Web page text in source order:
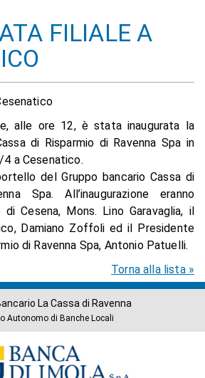
FILIALE A
alle ore 12, è stata inaugurata la
di Risparmio di Ravenna Spa in
4 a Cesenatico.
del Gruppo bancario Cassa di
Spa. All’inaugurazione eranno
Cesena, Mons. Lino Garavaglia, il
Damiano Zoffoli ed il Presidente
di Ravenna Spa, Antonio Patuelli.
Torna alla lista »
La Cassa di Ravenna
Autonomo di Banche Locali